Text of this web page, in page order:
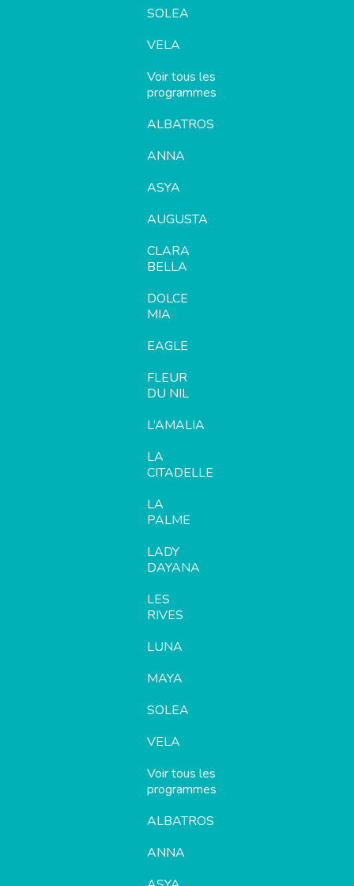
SOLEA
VELA
Voir tous les
programmes
ALBATROS
ANNA
ASYA
AUGUSTA
CLARA
BELLA
DOLCE
MIA
EAGLE
FLEUR
DU NIL
L’AMALIA
LA
CITADELLE
LA
PALME
LADY
DAYANA
LES
RIVES
LUNA
MAYA
SOLEA
VELA
Voir tous les
programmes
ALBATROS
ANNA